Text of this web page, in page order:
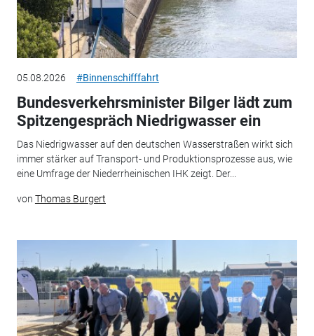
05.08.2026 #Binnenschifffahrt
Bundesverkehrsminister Bilger lädt zum
Spitzengespräch Niedrigwasser ein
Das Niedrigwasser auf den deutschen Wasserstraßen wirkt sich
immer stärker auf Transport- und Produktionsprozesse aus, wie
eine Umfrage der Niederrheinischen IHK zeigt. Der...
von Thomas Burgert